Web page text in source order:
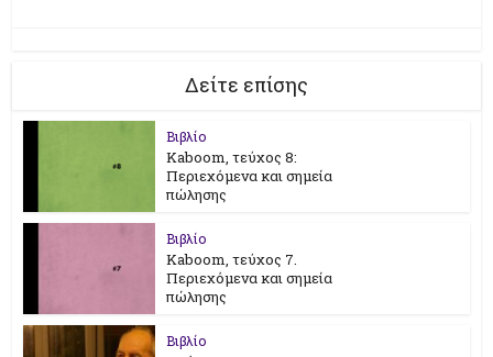
Δείτε επίσης
Βιβλίο
Kaboom, τεύχος 8:
Περιεχόμενα και σημεία
πώλησης
Βιβλίο
Kaboom, τεύχος 7.
Περιεχόμενα και σημεία
πώλησης
Βιβλίο